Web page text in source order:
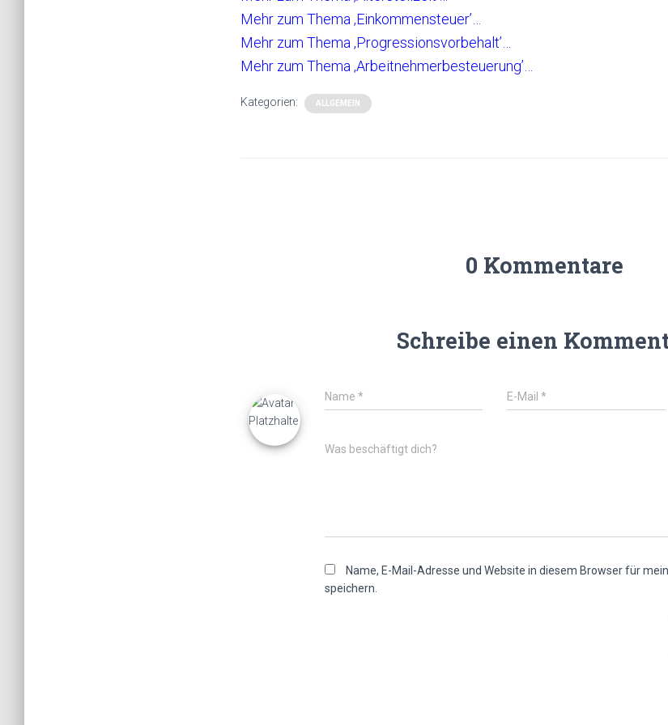
Mehr zum Thema ‚Einkommensteuer’…
Mehr zum Thema ‚Progressionsvorbehalt’…
Mehr zum Thema ‚Arbeitnehmerbesteuerung’…
Kategorien: ALLGEMEIN
0 Kommentare
Schreibe einen
Name * E-Mail*
Was beschäftigt dich?
Name, E-Mail-Adresse und Website in diesem Browser für
speichern.